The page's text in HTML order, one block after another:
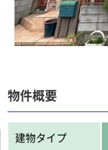
物件概要
建物タイプ